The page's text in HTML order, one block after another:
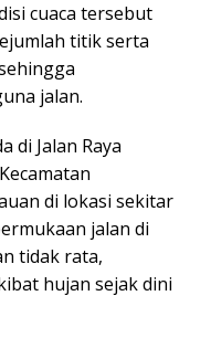
cuaca tersebut
titik serta
jalan.
di Jalan Raya
di lokasi sekitar
jalan di
tidak rata,
hujan sejak dini